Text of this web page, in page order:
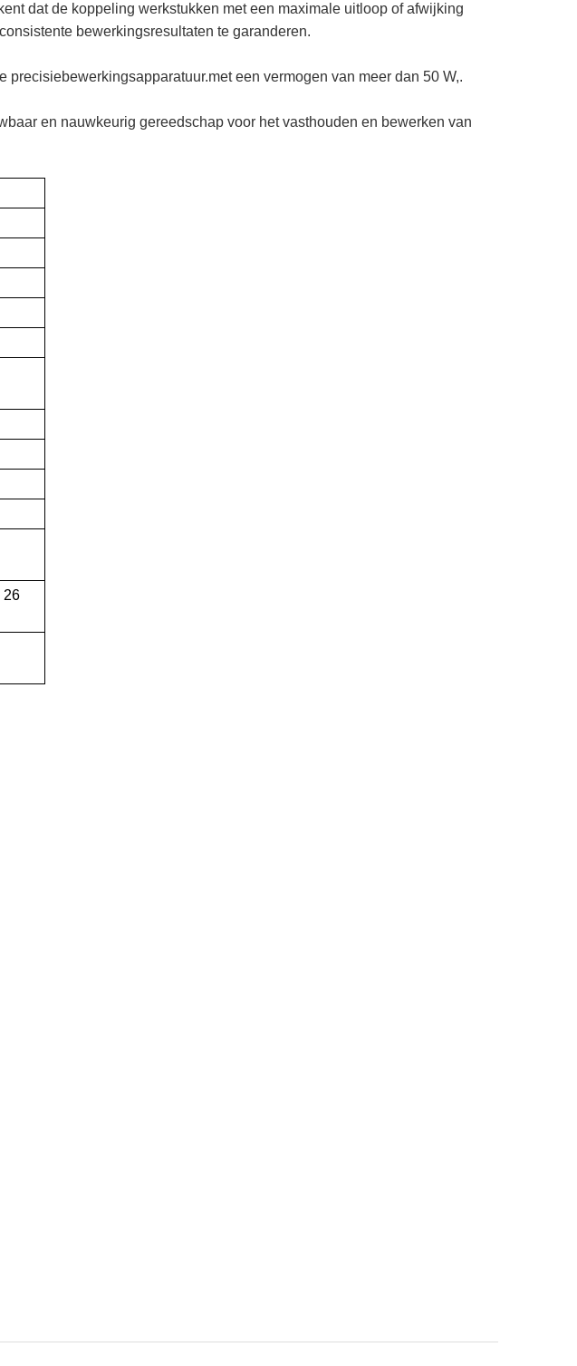
dat de koppeling werkstukken met een maximale uitloop of afwijking
bewerkingsresultaten te garanderen.
een vermogen van meer dan 50 W,.
en nauwkeurig gereedschap voor het vasthouden en bewerken van
26